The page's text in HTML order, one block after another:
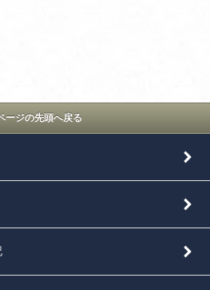
ージの先頭へ戻る